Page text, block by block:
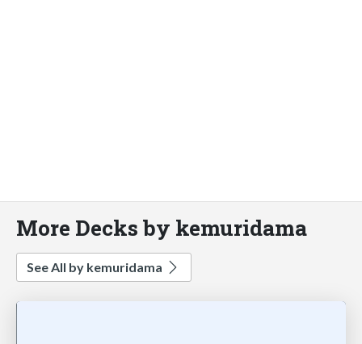
More Decks by kemuridama
See All by kemuridama